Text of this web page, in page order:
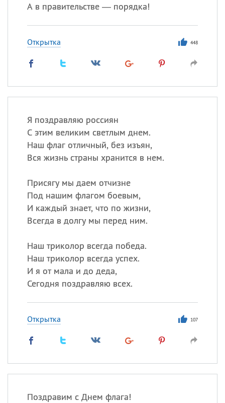
А в правительстве — порядка!
Открытка 448
Я поздравляю россиян
С этим великим светлым днем.
Наш флаг отличный, без изъян,
Вся жизнь страны хранится в нем.
Присягу мы даем отчизне
Под нашим флагом боевым,
И каждый знает, что по жизни,
Всегда в долгу мы перед ним.
Наш триколор всегда победа.
Наш триколор всегда успех.
И я от мала и до деда,
Сегодня поздравляю всех.
Открытка 107
Поздравим с Днем флага!